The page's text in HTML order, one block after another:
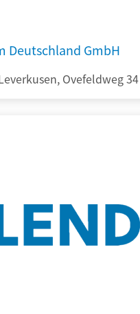
Deutschland GmbH
Ovefeldweg 34